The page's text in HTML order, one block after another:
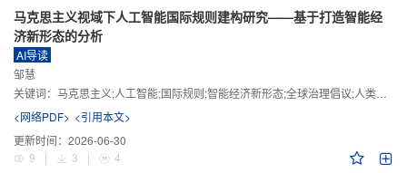
马克思主义视域下人工智能国际规则建构研究——基于打造智能经
济新形态的分析
AI导读
邹慧
关键词： 马克思主义;人工智能;国际规则;智能经济新形态;全球治理倡议;人类命运共同体
<网络PDF> <引用本文>
更新时间： 2026-06-30
9
| 3 | 4